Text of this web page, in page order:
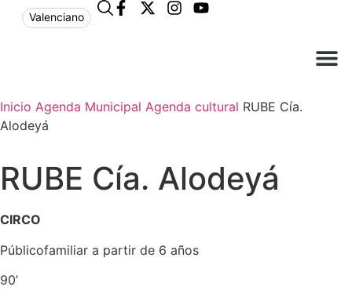
Valenciano
Inicio Agenda Municipal Agenda cultural RUBE Cía.
Alodeyá
RUBE Cía. Alodeyá
CIRCO
Públicofamiliar a partir de 6 años
90’